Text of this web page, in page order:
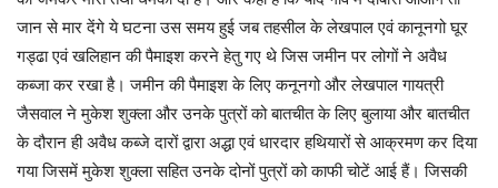
जान से मार देंगे ये घटना उस समय हुई जब तहसील के लेखपाल एवं कानूनगो घूर
गड्ढा एवं खलिहान की पैमाइश करने हेतु गए थे जिस जमीन पर लोगों ने अवैध
कब्जा कर रखा है। जमीन की पैमाइश के लिए कनूनगो और लेखपाल गायत्री
जैसवाल ने मुकेश शुक्ला और उनके पुत्रों को बातचीत के लिए बुलाया और बातचीत
के दौरान ही अवैध कब्जे दारों द्वारा अद्धा एवं धारदार हथियारों से आक्रमण कर दिया
गया जिसमें मुकेश शुक्ला सहित उनके दोनों पुत्रों को काफी चोटें आई हैं। जिसकी